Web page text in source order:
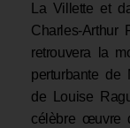
La Villette et
Charles-Arthur
retrouvera la
perturbante de
de Louise
célèbre œuvre